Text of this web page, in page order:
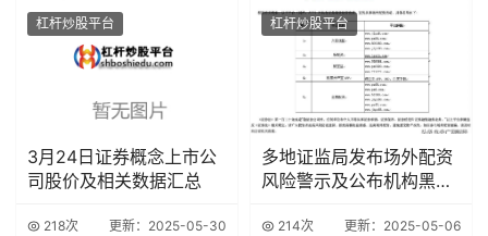
杠杆炒股平台
3月24日证券概念上市公
司股价及相关数据汇总
218次 更新：2025-05-30
杠杆炒股平台
多地证监局发布场外配资
风险警示及公布机构黑名
214次 更新：2025-05-06